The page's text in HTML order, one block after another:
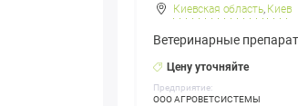
Киевская область, Киев
Ветеринарные
Цену уточняйте
Предприятие:
ООО АГРОВЕТСИСТЕМЫ